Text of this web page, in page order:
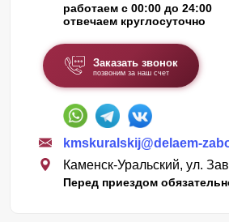
работаем с 00:00 до 24:00
отвечаем круглосуточно
Заказать звонок
позвоним за наш счет
kmskuralskij@delaem-
Каменск-Уральский, ул.
Перед приездом